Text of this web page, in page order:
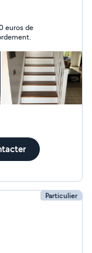
travaux de
appuis .
Particulier